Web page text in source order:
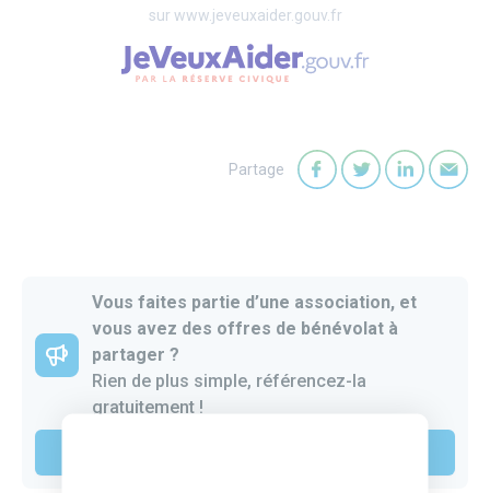
sur www.jeveuxaider.gouv.fr
Partage
Vous faites partie d’une association, et
vous avez des offres de bénévolat à
partager ?
Rien de plus simple, référencez-la
gratuitement !